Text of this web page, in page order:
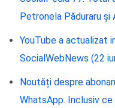
Petronela Păduraru și
YouTube a actualizat
SocialWebNews (22
Noutăți despre
WhatsApp. Inclusiv